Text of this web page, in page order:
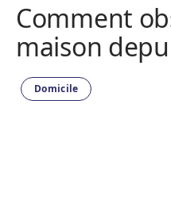
Comment
maison
Domicile